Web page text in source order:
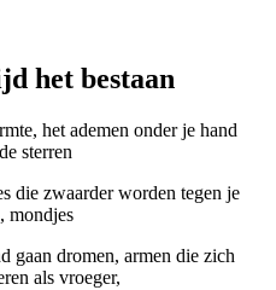
het bestaan
het ademen onder je hand
sterren
die zwaarder worden tegen je
mondjes
gaan dromen, armen die zich
als vroeger,